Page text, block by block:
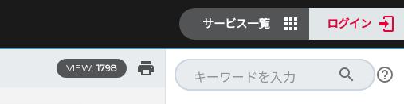
サービス一覧 ログイン
VIEW: 1798